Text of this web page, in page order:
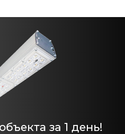
за 1 день!